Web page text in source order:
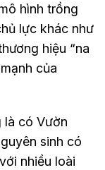
hình trồng
lực khác như
hiệu “na
của
là có Vườn
sinh có
nhiều loài